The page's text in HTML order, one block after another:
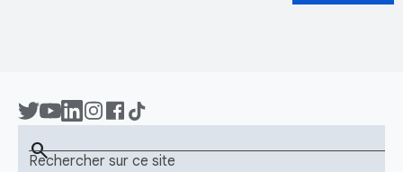
Rechercher sur ce site
search